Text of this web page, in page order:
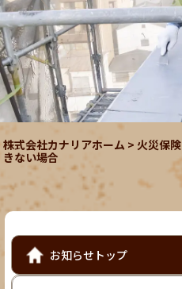
株式会社カナリアホーム >火災保
きない場合
お知らせトップ